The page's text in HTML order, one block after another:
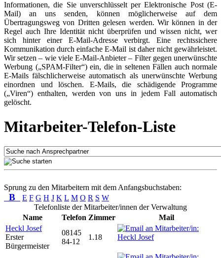
Informationen, die Sie unverschlüsselt per Elektronische Post (E-
Mail) an uns senden, können möglicherweise auf dem
Übertragungsweg von Dritten gelesen werden. Wir können in der
Regel auch Ihre Identität nicht überprüfen und wissen nicht, wer
sich hinter einer E-Mail-Adresse verbirgt. Eine rechtssichere
Kommunikation durch einfache E-Mail ist daher nicht gewährleistet.
Wir setzen – wie viele E-Mail-Anbieter – Filter gegen unerwünschte
Werbung („SPAM-Filter“) ein, die in seltenen Fällen auch normale
E-Mails fälschlicherweise automatisch als unerwünschte Werbung
einordnen und löschen. E-Mails, die schädigende Programme
(„Viren“) enthalten, werden von uns in jedem Fall automatisch
gelöscht.
Mitarbeiter-Telefon-Liste
Sprung zu den Mitarbeitern mit dem Anfangsbuchstaben:
B E F G H J K L M O R S W
Telefonliste der Mitarbeiter/innen der Verwaltung
Name
Telefon Zimmer
Mail
Heckl Josef
Erster
Bürgermeister
08145
84-12
1.18